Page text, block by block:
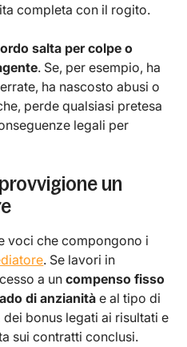
completa con il rogito.
salta per colpe o
. Se, per esempio, ha
ha nascosto abusi o
perde qualsiasi pretesa
legali per
un
voci che compongono i
. Se lavori in
a uncompenso fisso
di anzianità e al tipo di
bonus legati ai risultati e
sui contratti conclusi.